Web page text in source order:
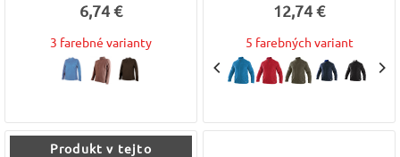
6,74 €
3 farebné varianty
12,74 €
5 farebných variant
Produkt v tejto